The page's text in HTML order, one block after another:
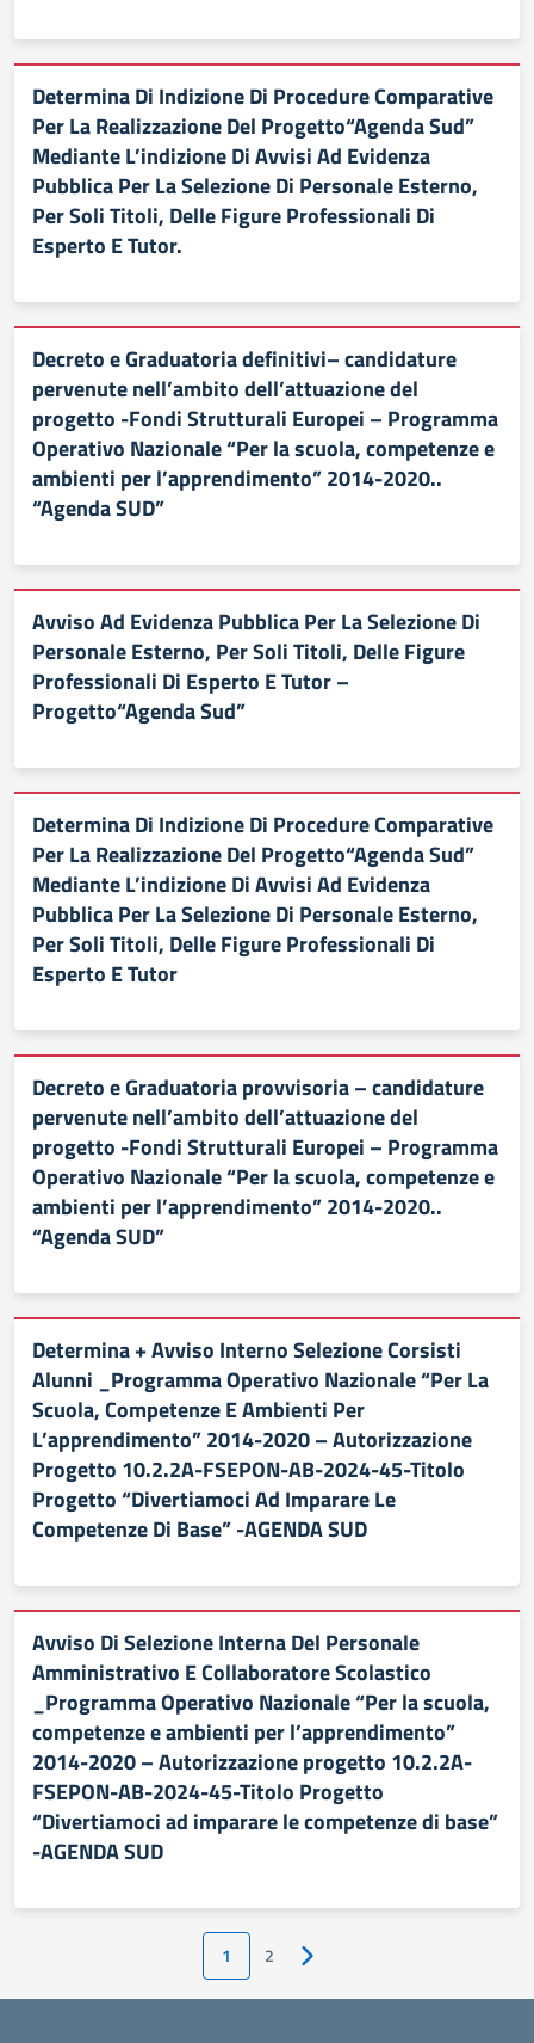
Determina Di Indizione Di Procedure Comparative
Per La Realizzazione Del Progetto“Agenda Sud”
Mediante L’indizione Di Avvisi Ad Evidenza
Pubblica Per La Selezione Di Personale Esterno,
Per Soli Titoli, Delle Figure Professionali Di
Esperto E Tutor.
Decreto e Graduatoria definitivi– candidature
pervenute nell’ambito dell’attuazione del
progetto -Fondi Strutturali Europei – Programma
Operativo Nazionale “Per la scuola, competenze e
ambienti per l’apprendimento” 2014-2020..
“Agenda SUD”
Avviso Ad Evidenza Pubblica Per La Selezione Di
Personale Esterno, Per Soli Titoli, Delle Figure
Professionali Di Esperto E Tutor –
Progetto“Agenda Sud”
Determina Di Indizione Di Procedure Comparative
Per La Realizzazione Del Progetto“Agenda Sud”
Mediante L’indizione Di Avvisi Ad Evidenza
Pubblica Per La Selezione Di Personale Esterno,
Per Soli Titoli, Delle Figure Professionali Di
Esperto E Tutor
Decreto e Graduatoria provvisoria – candidature
pervenute nell’ambito dell’attuazione del
progetto -Fondi Strutturali Europei – Programma
Operativo Nazionale “Per la scuola, competenze e
ambienti per l’apprendimento” 2014-2020..
“Agenda SUD”
Determina + Avviso Interno Selezione Corsisti
Alunni _Programma Operativo Nazionale “Per La
Scuola, Competenze E Ambienti Per
L’apprendimento” 2014-2020 – Autorizzazione
Progetto 10.2.2A-FSEPON-AB-2024-45-Titolo
Progetto “Divertiamoci Ad Imparare Le
Competenze Di Base” -AGENDA SUD
Avviso Di Selezione Interna Del Personale
Amministrativo E Collaboratore Scolastico
_Programma Operativo Nazionale “Per la scuola,
competenze e ambienti per l’apprendimento”
2014-2020 – Autorizzazione progetto 10.2.2A-
FSEPON-AB-2024-45-Titolo Progetto
“Divertiamoci ad imparare le competenze di base”
-AGENDA SUD
1 2 Pagina successiva